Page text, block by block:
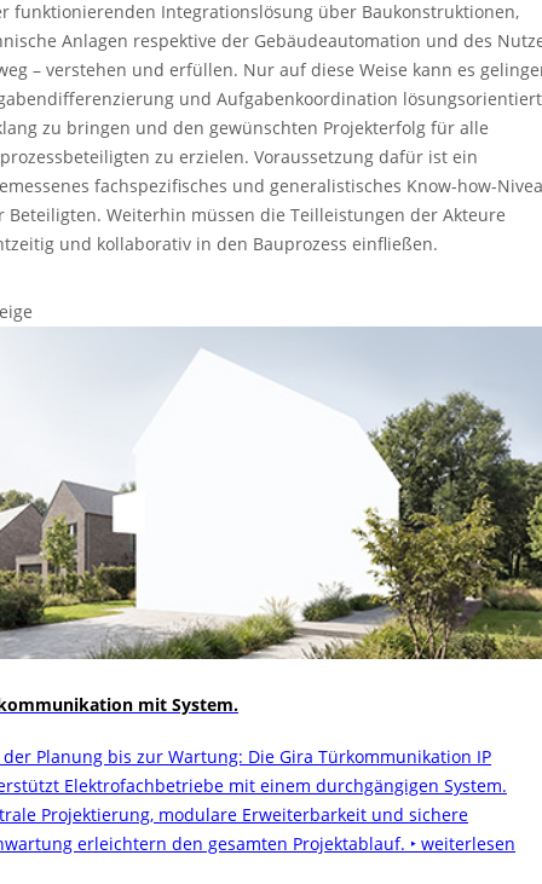
funktionierenden Integrationslösung über Baukonstruktionen,
Anlagen respektive der Gebäudeautomation und des
– verstehen und erfüllen. Nur auf diese Weise kann es
und Aufgabenkoordination
zu bringen und den gewünschten Projekterfolg für alle
zu erzielen. Voraussetzung dafür ist ein
fachspezifisches und generalistisches Know-how-
Beteiligten. Weiterhin müssen die Teilleistungen der Akteure
und kollaborativ in den Bauprozess einfließen.
mit System.
der Planung bis zur Wartung: Die Gira Türkommunikation IP
Elektrofachbetriebe mit einem durchgängigen System.
Projektierung, modulare Erweiterbarkeit und sichere
erleichtern den gesamten Projektablauf. ‣ weiterlesen